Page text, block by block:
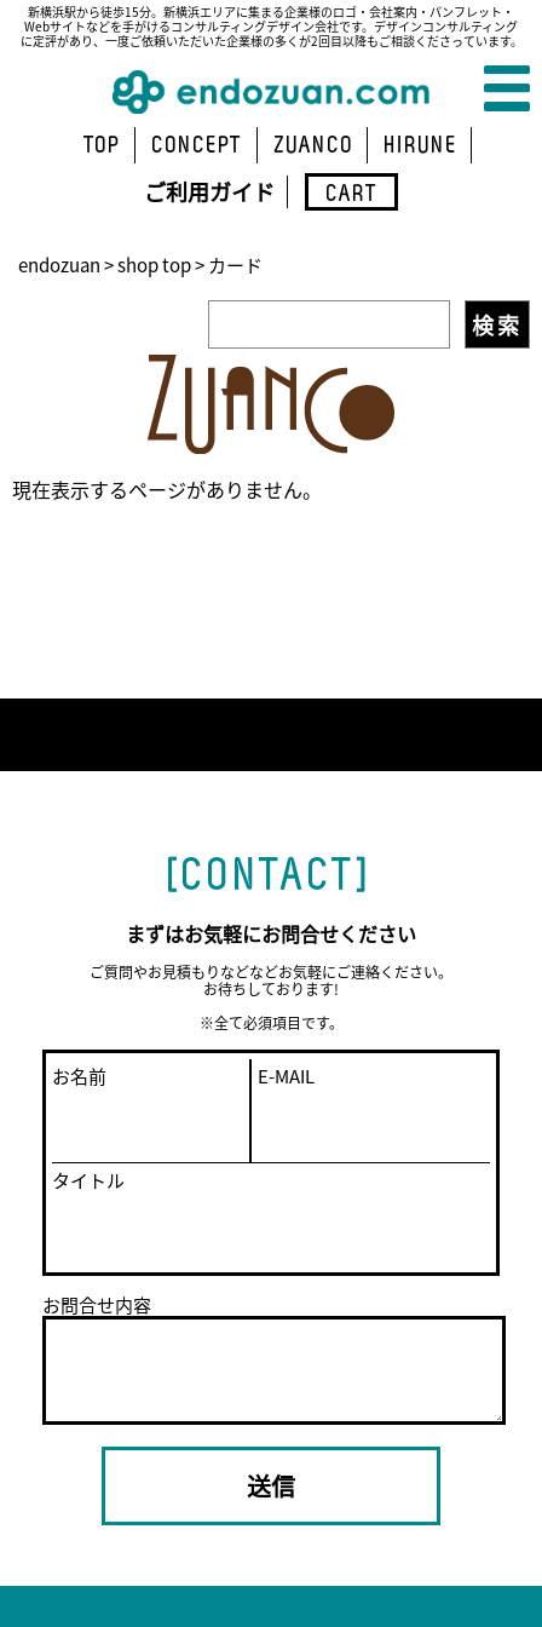
新横浜駅から徒歩15分。新横浜エリアに集まる企業様のロゴ・会社案内・パンフレット・
Webサイトなどを手がけるコンサルティングデザイン会社です。デザインコンサルティング
に定評があり、一度ご依頼いただいた企業様の多くが2回目以降もご相談くださっています。
TOP CONCEPT ZUANCO HIRUNE
ご利用ガイド CART
endozuan>shop top>カード
現在表示するページがありません。
[CONTACT]
まずはお気軽にお問合せください
ご質問やお見積もりなどなどお気軽にご連絡ください。
お待ちしております!
※全て必須項目です。
お名前 E-MAIL
タイトル
お問合せ内容